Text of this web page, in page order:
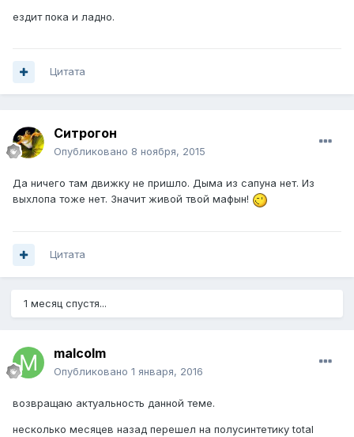
ездит пока и ладно.
Цитата
Ситрогон
Опубликовано 8 ноября, 2015
Да ничего там движку не пришло. Дыма из сапуна нет. Из
выхлопа тоже нет. Значит живой твой мафын!
Цитата
1 месяц спустя...
malcolm
Опубликовано 1 января, 2016
возвращаю актуальность данной теме.
несколько месяцев назад перешел на полусинтетику total